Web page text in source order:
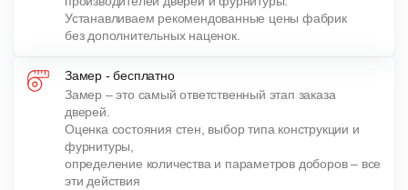
Устанавливаем рекомендованные цены фабрик
без дополнительных наценок.
Замер - бесплатно
Замер – это самый ответственный этап заказа
дверей.
Оценка состояния стен, выбор типа конструкции и
фурнитуры,
определение количества и параметров доборов – все
эти действия